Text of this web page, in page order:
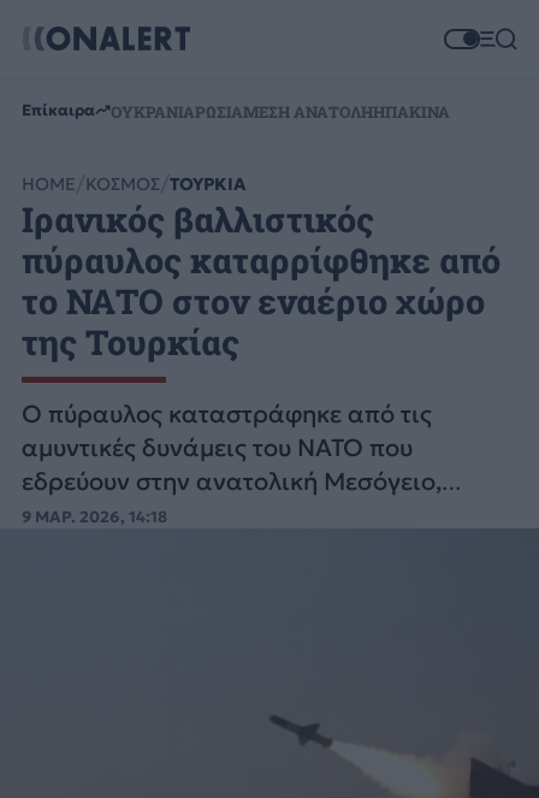
Επίκαιρα ΟΥΚΡΑΝΙΑΡΩΣΙΑΜΕΣΗ ΑΝΑΤΟΛΗΗΠΑΚΙΝΑ
HOME ΚΟΣΜΟΣ ΤΟΥΡΚΙΑ
Ιρανικός βαλλιστικός
πύραυλος καταρρίφθηκε από
το ΝΑΤΟ στον εναέριο χώρο
της Τουρκίας
Ο πύραυλος καταστράφηκε από τις
αμυντικές δυνάμεις του ΝΑΤΟ που
εδρεύουν στην ανατολική Μεσόγειο,
ανέφερε το τουρκικό υπουργείο Άμυνας.
9 ΜΑΡ. 2026, 14:18